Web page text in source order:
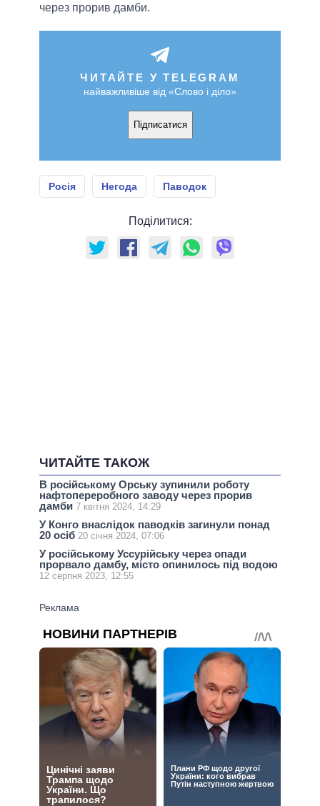
через прорив дамби.
ЧИТАЙТЕ У TELEGRAM
найважливіше від «Слово і діло»
Підписатися
Росія Негода Паводок
Поділитися:
ЧИТАЙТЕ ТАКОЖ
В російському Орську зупинили роботу
нафтопереробного заводу через прорив
дамби 7 квітня 2024, 14:29
У Конго внаслідок паводків загинули понад
20 осіб 20 січня 2024, 07:06
У російському Уссурійську через опади
прорвало дамбу, місто опинилось під водою
12 серпня 2023, 12:55